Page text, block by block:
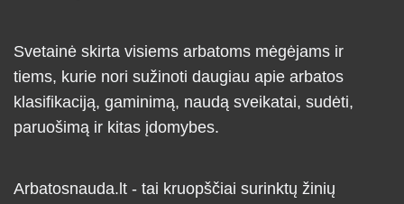
Svetainė skirta visiems arbatoms mėgėjams ir
tiems, kurie nori sužinoti daugiau apie arbatos
klasifikaciją, gaminimą, naudą sveikatai, sudėti,
paruošimą ir kitas įdomybes.
Arbatosnauda.lt - tai kruopščiai surinktų žinių